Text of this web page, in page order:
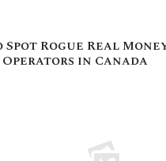
Spot Rogue Real
Operators in Canada